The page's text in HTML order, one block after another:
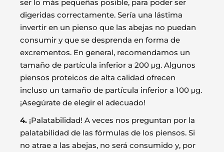
ser lo más pequeñas posible, para poder ser
digeridas correctamente. Sería una lástima
invertir en un pienso que las abejas no puedan
consumir y que se desprenda en forma de
excrementos. En general, recomendamos un
tamaño de partícula inferior a 200 μg. Algunos
piensos proteicos de alta calidad ofrecen
incluso un tamaño de partícula inferior a 100 μg.
¡Asegúrate de elegir el adecuado!
4. ¡Palatabilidad! A veces nos preguntan por la
palatabilidad de las fórmulas de los piensos. Si
no atrae a las abejas, no será consumido y, por